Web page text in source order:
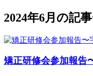
2024年6月 の記
矯正研修会参加報告